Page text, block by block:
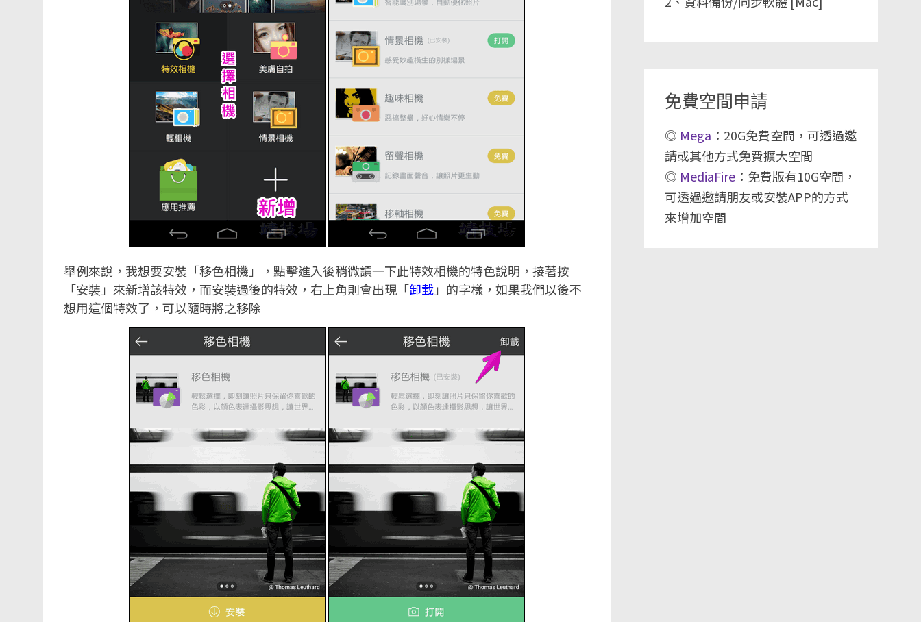
舉例來說，我想要安裝「移色相機」，點擊進入後稍微讀一下此特效相機的特色說明，接著按
「安裝」來新增該特效，而安裝過後的特效，右上角則會出現「卸載」的字樣，如果我們以後不
想用這個特效了，可以隨時將之移除
免費空間申請
◎ Mega ：20G免費空間，可透過邀
請或其他方式免費擴大空間
◎ MediaFire：免費版有10G空間，
可透過邀請朋友或安裝APP的方式
來增加空間